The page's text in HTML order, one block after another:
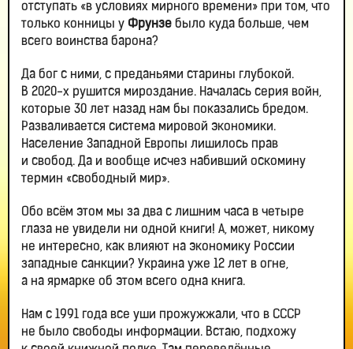
отступать «в условиях мирного времени» при том, что
только конницы у Фрунзе было куда больше, чем
всего воинства барона?
Да бог с ними, с преданьями старины глубокой.
В 2020-х рушится мироздание. Началась серия войн,
которые 30 лет назад нам бы показались бредом.
Разваливается система мировой экономики.
Население Западной Европы лишилось прав
и свобод. Да и вообще исчез набивший оскомину
термин «свободный мир».
Обо всём этом мы за два с лишним часа в четыре
глаза не увидели ни одной книги! А, может, никому
не интересно, как влияют на экономику России
западные санкции? Украина уже 12 лет в огне,
а на ярмарке об этом всего одна книга.
Нам с 1991 года все уши прожужжали, что в СССР
не было свободы информации. Встаю, подхожу